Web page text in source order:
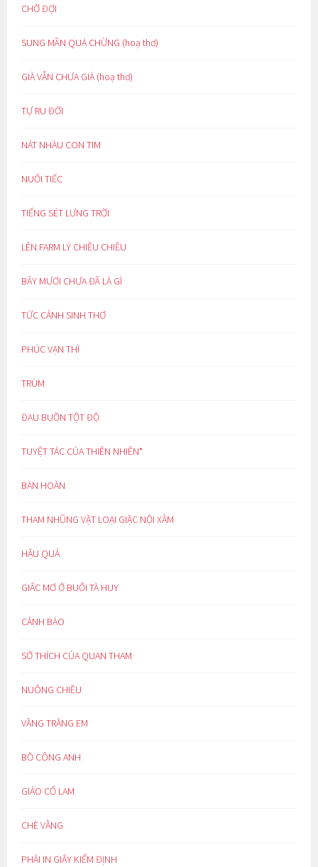
CHỜ ĐỢI
SUNG MÃN QUÁ CHỪNG (hoạ thơ)
GIÀ VẪN CHƯA GIÀ (hoạ thơ)
TỰ RU ĐỜI
NÁT NHÀU CON TIM
NUỐI TIẾC
TIẾNG SÉT LƯNG TRỜI
LÊN FARM LÝ CHIỀU CHIỀU
BẢY MƯƠI CHƯA ĐÃ LÀ GÌ
TỨC CẢNH SINH THƠ
PHÚC VẠN THÌ
TRÙM
ĐAU BUỒN TỘT ĐỘ
TUYỆT TÁC CỦA THIÊN NHIÊN*
BÀN HOÀN
THAM NHŨNG VẶT LOẠI GIẶC NỘI XÂM
HẬU QUẢ
GIẤC MƠ Ở BUỔI TÀ HUY
CẢNH BÁO
SỞ THÍCH CỦA QUAN THAM
NUÔNG CHIỀU
VẦNG TRĂNG EM
BỒ CÔNG ANH
GIẢO CỔ LAM
CHÈ VẰNG
PHẢI IN GIẤY KIỂM ĐỊNH